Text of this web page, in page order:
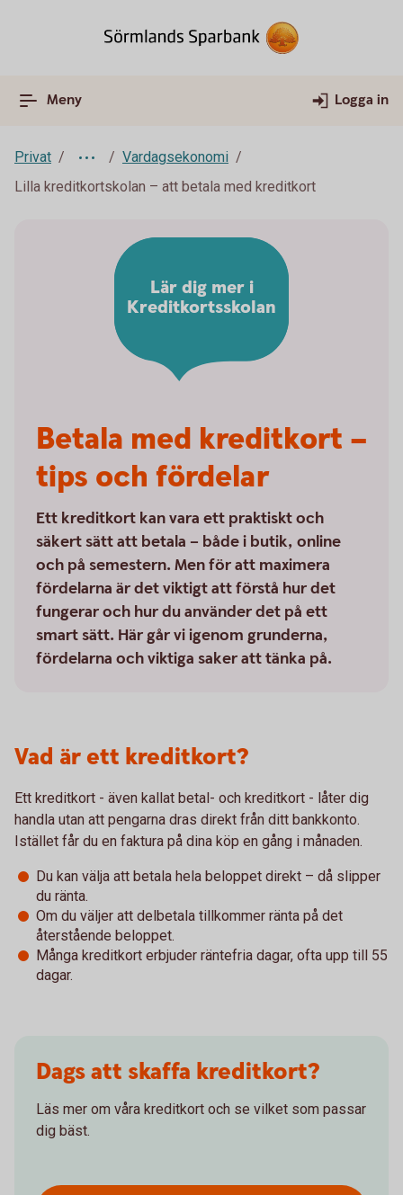
Meny Logga in
Privat
Vardagsekonomi
Lilla kreditkortskolan – att betala med kreditkort
Betala med kreditkort –
tips och fördelar
Ett kreditkort kan vara ett praktiskt och
säkert sätt att betala – både i butik, online
och på semestern. Men för att maximera
fördelarna är det viktigt att förstå hur det
fungerar och hur du använder det på ett
smart sätt. Här går vi igenom grunderna,
fördelarna och viktiga saker att tänka på.
Lär dig mer i
Kreditkortsskolan
Vad är ett kreditkort?
Ett kreditkort - även kallat betal- och kreditkort - låter dig
handla utan att pengarna dras direkt från ditt bankkonto.
Istället får du en faktura på dina köp en gång i månaden.
Du kan välja att betala hela beloppet direkt – då slipper
du ränta.
Om du väljer att delbetala tillkommer ränta på det
återstående beloppet.
Många kreditkort erbjuder räntefria dagar, ofta upp till 55
dagar.
Dags att skaffa kreditkort?
Läs mer om våra kreditkort och se vilket som passar
dig bäst.